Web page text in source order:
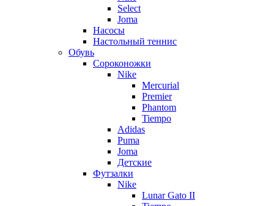
Select
Joma
Насосы
Настольный теннис
Обувь
Сороконожки
Nike
Mercurial
Premier
Phantom
Tiempo
Adidas
Puma
Joma
Детские
Футзалки
Nike
Lunar Gato II